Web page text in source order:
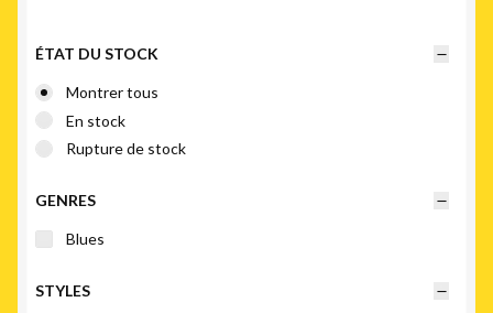
ÉTAT DU STOCK
Montrer tous
En stock
Rupture de stock
GENRES
Blues
STYLES